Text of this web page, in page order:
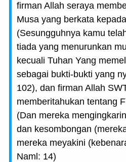
firman Allah seraya
Musa yang berkata
(Sesungguhnya kamu
tiada yang menurunkan
kecuali Tuhan Yang
sebagai bukti-bukti yang
102), dan firman Allah
memberitahukan tentang
(Dan mereka
dan kesombongan
mereka meyakini
Naml: 14)